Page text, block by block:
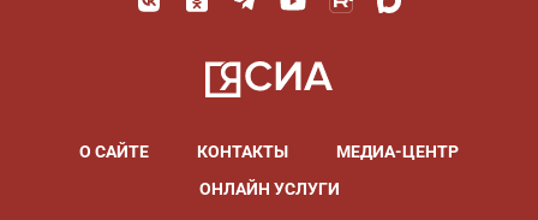
О САЙТЕ КОНТАКТЫ
МЕДИА-ЦЕНТР
ОНЛАЙН УСЛУГИ